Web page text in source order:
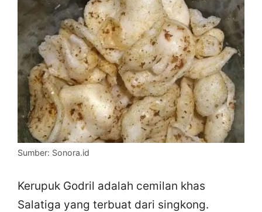
Sumber: Sonora.id
Kerupuk Godril adalah cemilan khas
Salatiga yang terbuat dari singkong.